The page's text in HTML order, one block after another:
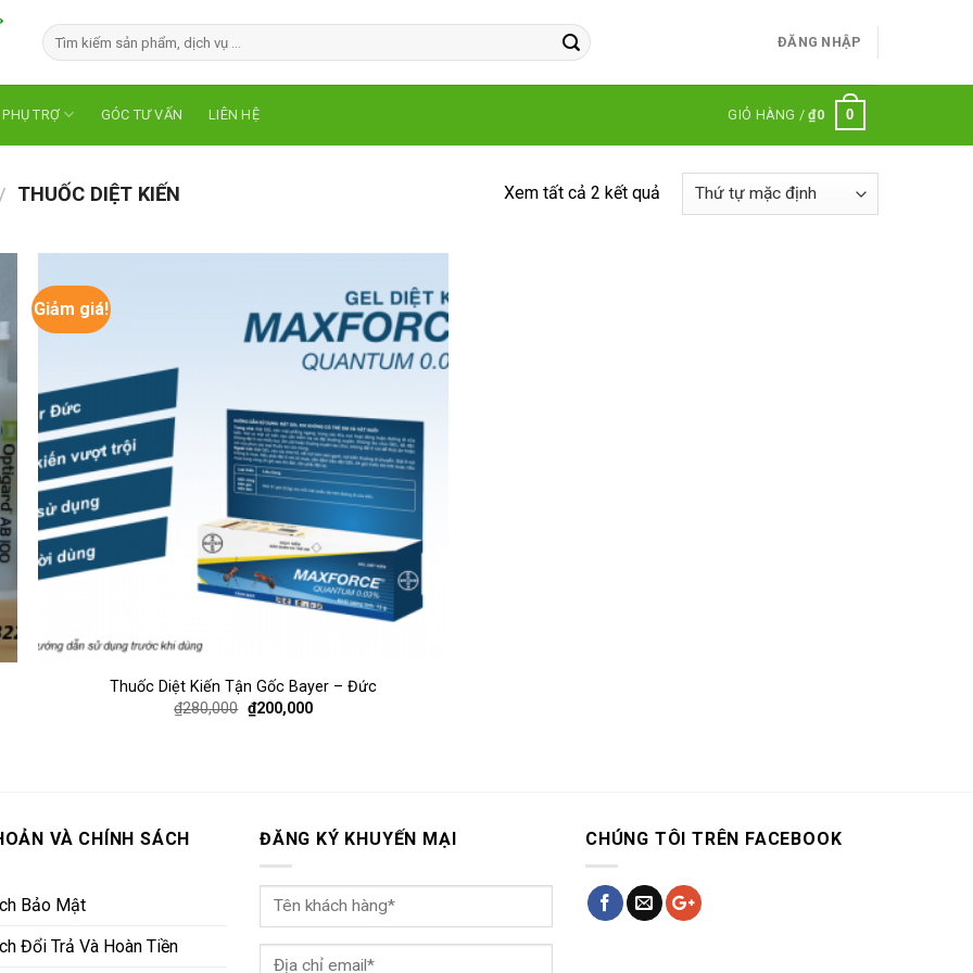
ĐĂNG NHẬP
TRỢ GÓC TƯ VẤN LIÊN HỆ GIỎ HÀNG /₫0 0
/ THUỐC DIỆT KIẾN Xem tất cả 2 kết quả
Giảm giá!
Thuốc Diệt Kiến Tận Gốc Bayer – Đức
₫280,000 ₫200,000
VÀ CHÍNH SÁCH
Bảo Mật
Đổi Trả Và Hoàn Tiền
ĐĂNG KÝ KHUYẾN MẠI CHÚNG TÔI TRÊN FACEBOOK